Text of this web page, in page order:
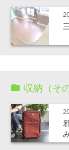
収納（そ